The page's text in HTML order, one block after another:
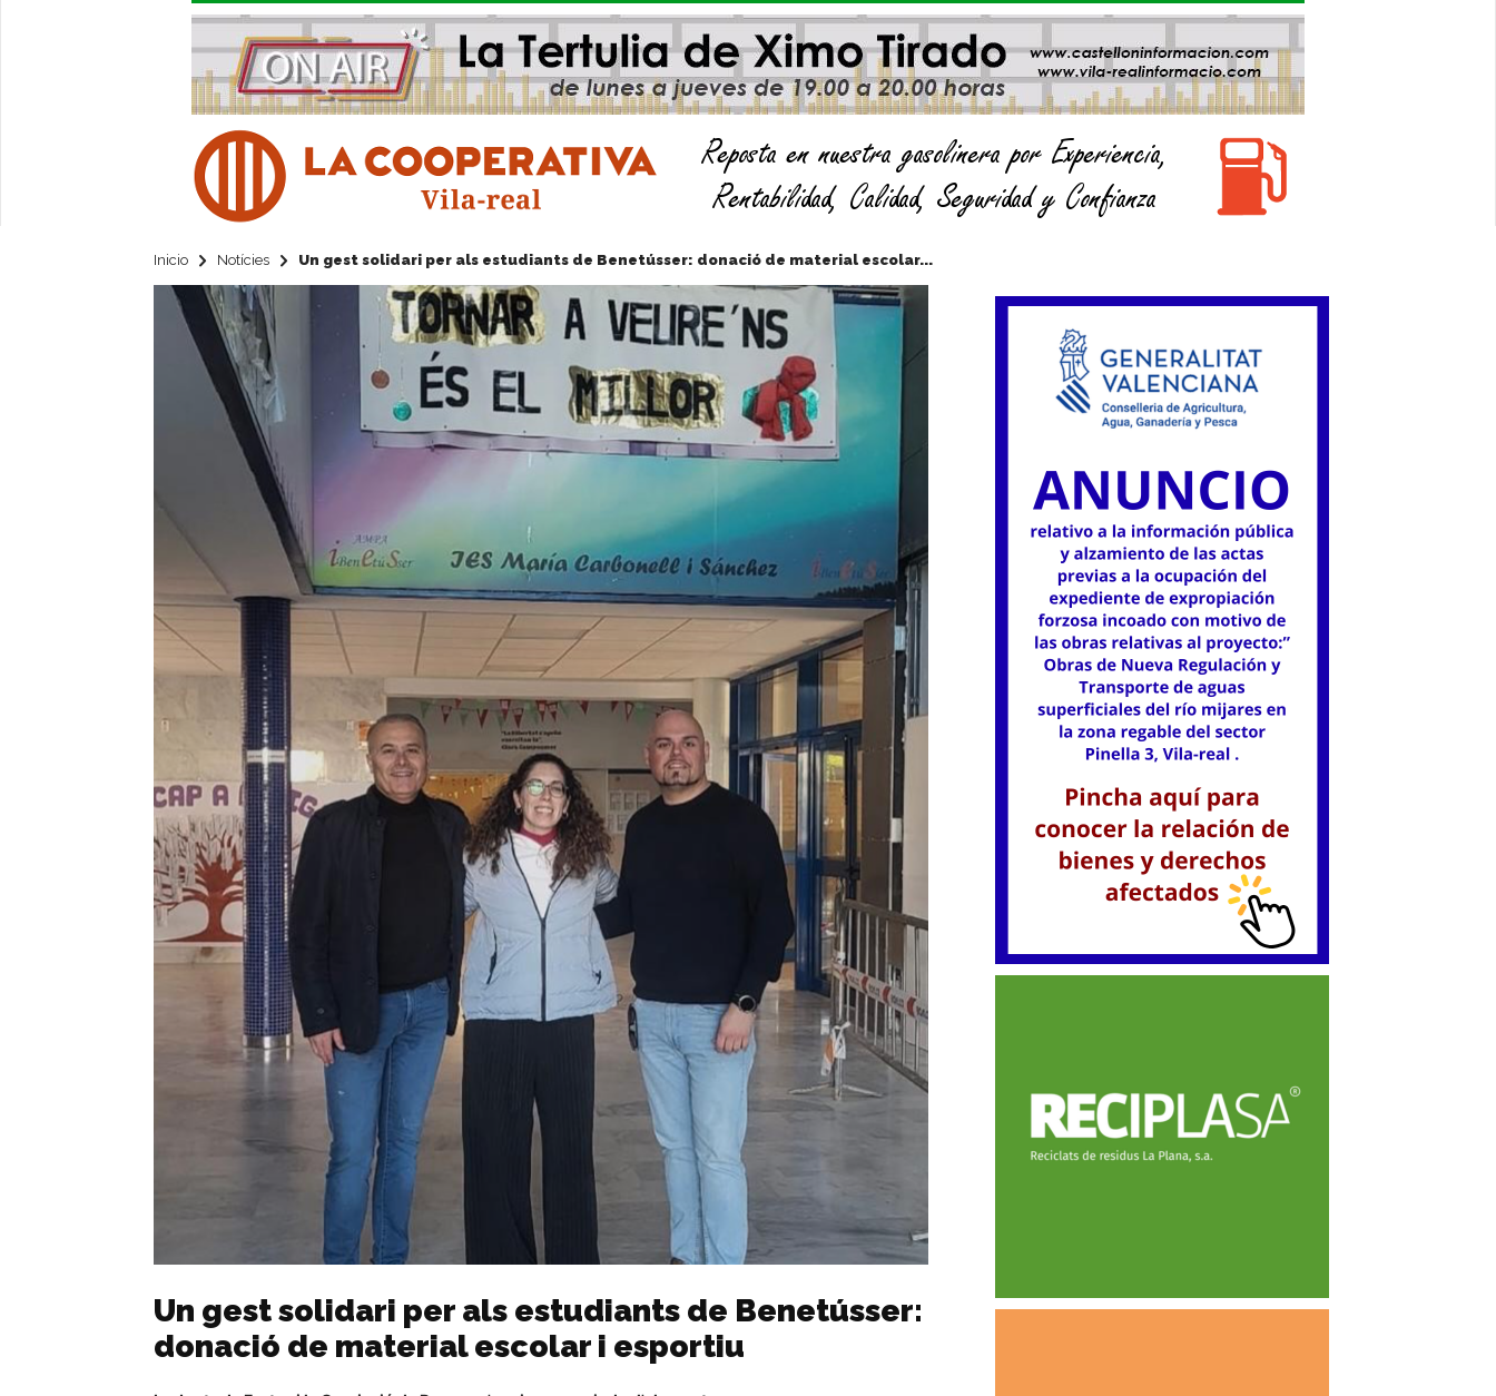
Inicio Notícies Un gest solidari per als estudiants de Benetússer: donació de material escolar...
Un gest solidari per als estudiants de Benetússer:
donació de material escolar i esportiu